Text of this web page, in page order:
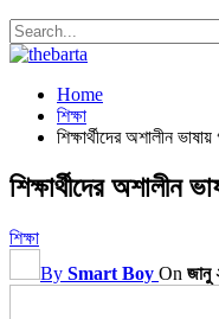
Home
শিক্ষা
শিক্ষার্থীদের অশালীন
শিক্ষার্থীদের অশালীন
শিক্ষা
By Smart Boy On জানু